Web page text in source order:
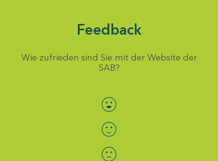
Feedback
Wie zufrieden sind Sie mit der Website der
SAB?
Bewertung auswählen